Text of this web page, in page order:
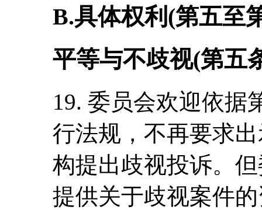
B.具体权利(第五至
平等与不歧视(第五
19. 委员会欢迎依据
行法规，不再要求
构提出歧视投诉。
提供关于歧视案件